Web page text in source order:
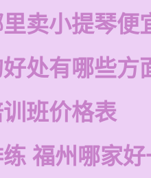
卖小提琴便
处有哪些方
班价格表
福州哪家